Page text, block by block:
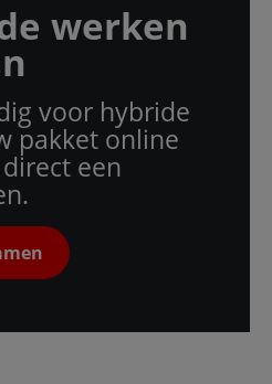
werken
voor hybride
pakket online
een